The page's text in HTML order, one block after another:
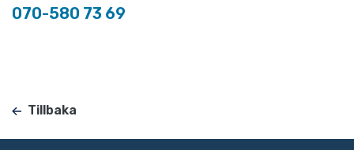
070-580 73 69
Tillbaka